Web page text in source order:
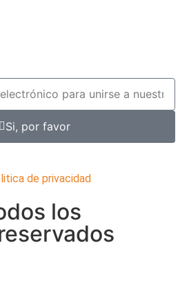
Si, por favor
de privacidad
los